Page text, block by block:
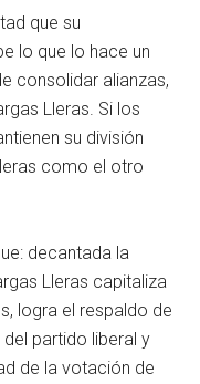
que su
lo que lo hace un
consolidar alianzas,
Lleras. Si los
su división
como el otro
decantada la
Lleras capitaliza
logra el respaldo de
partido liberal y
de la votación de